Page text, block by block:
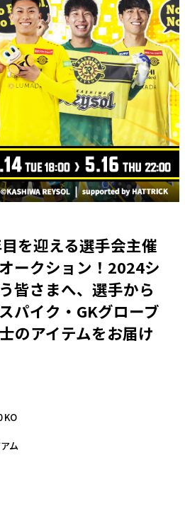
を迎える選手会主催
ークション！2024シ
皆さまへ、選手から
パイク・GKグローブ
のアイテムをお届け
KO
ム